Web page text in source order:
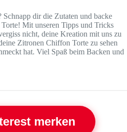
dir die Zutaten und backe
Mit unseren Tipps und Tricks
nicht, deine Kreation mit uns zu
Zitronen Chiffon Torte zu sehen
hat. Viel Spaß beim Backen und
merken